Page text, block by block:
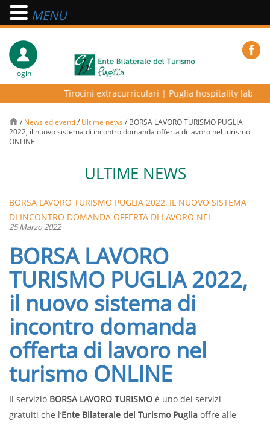
login
Tirocini extracurriculari|Puglia hospitality lab –
/ News ed eventi / Ultime news / BORSA LAVORO TURISMO PUGLIA
2022, il nuovo sistema di incontro domanda offerta di lavoro nel turismo
ONLINE
ULTIME NEWS
BORSA LAVORO TURISMO PUGLIA 2022, IL NUOVO SISTEMA
DI INCONTRO DOMANDA OFFERTA DI LAVORO NEL
TURISMO ONLINE
25 Marzo 2022
BORSA LAVORO
TURISMO PUGLIA 2022,
il nuovo sistema di
incontro domanda
offerta di lavoro nel
turismo ONLINE
Il servizio BORSA LAVORO TURISMO è uno dei servizi
gratuiti che l’Ente Bilaterale del Turismo Puglia offre alle
MENU